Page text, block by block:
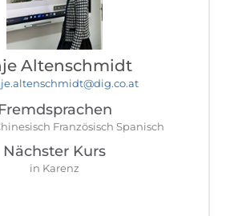
Altenschmidt
Fremdsprachen
Französisch Spanisch
Nächster Kurs
in Karenz